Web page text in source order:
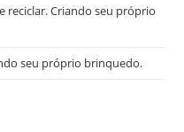
reciclar. Criando seu próprio
seu próprio brinquedo.